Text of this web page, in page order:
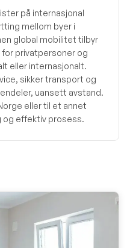
på internasjonal
mellom byer i
global mobilitet tilbyr
privatpersoner og
eller internasjonalt.
sikker transport og
uansett avstand.
eller til et annet
og effektiv prosess.